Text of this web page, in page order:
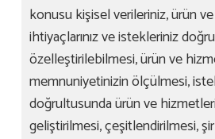
konusu kişisel verileriniz, ürün
ihtiyaçlarınız ve istekleriniz
özelleştirilebilmesi, ürün ve
memnuniyetinizin ölçülmesi,
doğrultusunda ürün ve
geliştirilmesi, çeşitlendirilmesi,